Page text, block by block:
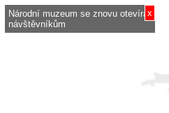
x
Národní muzeum se znovu otevírá
návštěvníkům